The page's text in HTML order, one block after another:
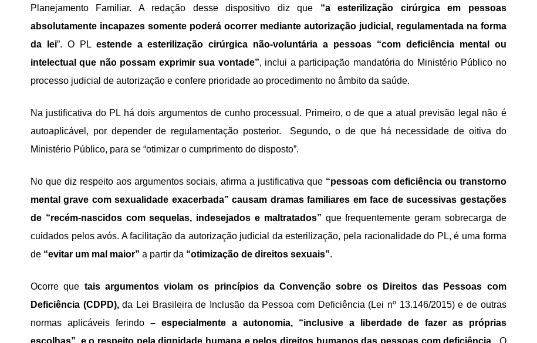
Planejamento Familiar. A redação desse dispositivo diz que “a esterilização cirúrgica em pessoas
absolutamente incapazes somente poderá ocorrer mediante autorização judicial, regulamentada na forma
da lei”. O PL estende a esterilização cirúrgica não-voluntária a pessoas “com deficiência mental ou
intelectual que não possam exprimir sua vontade”, inclui a participação mandatória do Ministério Público no
processo judicial de autorização e confere prioridade ao procedimento no âmbito da saúde.
Na justificativa do PL há dois argumentos de cunho processual. Primeiro, o de que a atual previsão legal não é
autoaplicável, por depender de regulamentação posterior. Segundo, o de que há necessidade de oitiva do
Ministério Público, para se “otimizar o cumprimento do disposto”.
No que diz respeito aos argumentos sociais, afirma a justificativa que “pessoas com deficiência ou transtorno
mental grave com sexualidade exacerbada” causam dramas familiares em face de sucessivas gestações
de “recém-nascidos com sequelas, indesejados e maltratados” que frequentemente geram sobrecarga de
cuidados pelos avós. A facilitação da autorização judicial da esterilização, pela racionalidade do PL, é uma forma
de “evitar um mal maior” a partir da “otimização de direitos sexuais”.
Ocorre que tais argumentos violam os princípios da Convenção sobre os Direitos das Pessoas com
Deficiência (CDPD),da Lei Brasileira de Inclusão da Pessoa com Deficiência (Lei nº 13.146/2015) e de outras
normas aplicáveis ferindo– especialmente a autonomia, “inclusive a liberdade de fazer as próprias
escolhas”, e o respeito pela dignidade humana e pelos direitos humanos das pessoas com deficiência. O